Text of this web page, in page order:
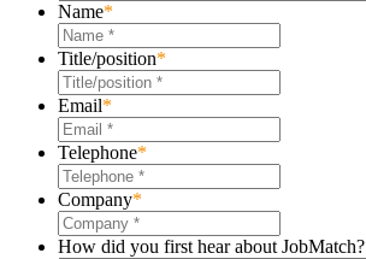
Name*
Title/position*
Email*
Telephone*
Company*
How did you first hear about JobMatch?